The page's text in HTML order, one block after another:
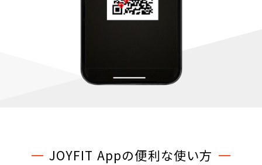
JOYFIT Appの便利な使い方